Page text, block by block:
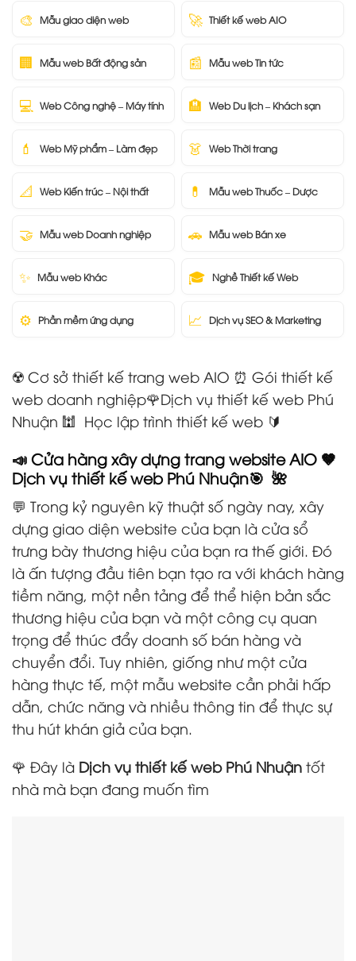
🎨 Mẫu giao diện web 🚀 Thiết kế web AIO
🏢 Mẫu web Bất động sản 📰 Mẫu web Tin tức
💻 Web Công nghệ – Máy tính 🏨 Web Du lịch – Khách sạn
💄 Web Mỹ phẩm – Làm đẹp 👗 Web Thời trang
📐 Web Kiến trúc – Nội thất 💊 Mẫu web Thuốc – Dược
🤝 Mẫu web Doanh nghiệp 🚗 Mẫu web Bán xe
✨ Mẫu web Khác 🎓 Nghề Thiết kế Web
⚙️ Phần mềm ứng dụng 📈 Dịch vụ SEO & Marketing
☢️ Cơ sở thiết kế trang web AIO ⏰ Gói thiết kế
web doanh nghiệp🌹Dịch vụ thiết kế web Phú
Nhuận 🕍 Học lập trình thiết kế web 🔰
📣 Cửa hàng xây dựng trang website AIO 🤎
Dịch vụ thiết kế web Phú Nhuận🎯 🌺
💬 Trong kỷ nguyên kỹ thuật số ngày nay, xây
dựng giao diện website của bạn là cửa sổ
trưng bày thương hiệu của bạn ra thế giới. Đó
là ấn tượng đầu tiên bạn tạo ra với khách hàng
tiềm năng, một nền tảng để thể hiện bản sắc
thương hiệu của bạn và một công cụ quan
trọng để thúc đẩy doanh số bán hàng và
chuyển đổi. Tuy nhiên, giống như một cửa
hàng thực tế, một mẫu website cần phải hấp
dẫn, chức năng và nhiều thông tin để thực sự
thu hút khán giả của bạn.
🌹 Đây là Dịch vụ thiết kế web Phú Nhuận tốt
nhà mà bạn đang muốn tìm